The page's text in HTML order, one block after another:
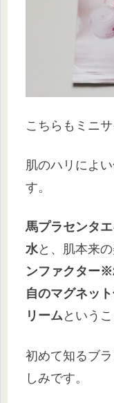
こちらもミニサ
肌のハリによ
す。
馬プラセンタ
水と、肌本来
ンファクター
自のマグネッ
リームというこ
初めて知るブ
しみです。